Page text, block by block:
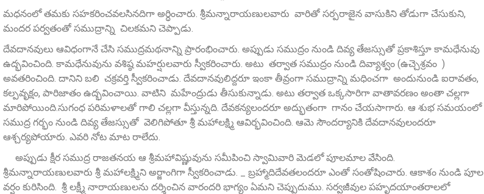
మధనంలో తమకు సహకరించవలసినదిగా అర్ధించారు. శ్రీమన్నారాయణులవారు వారితో సర్పరాజైన వాసుకిని తోడుగా చేసుకుని,
మందర పర్వతంతో సముద్రాన్ని చిలకమని చెప్పాడు.
దేవదానవులు ఆవిధంగానే చేసి సముద్రమథనాన్ని ప్రారంభించారు. అప్పుడు సముద్రం నుండి దివ్య తేజస్సుతో ప్రకాశిస్తూ కామధేనువు
ఉద్భవించింది. కామధేనువును వశిష్ఠ మహర్షులవారు స్వీకరించారు. అటు తర్వాత సముద్రం నుండి దివ్యాశ్వం (ఉచ్చెశ్రవం )
అవతరించింది. దానిని బలి చక్రవర్తి స్వీకరించాడు. దేవదానవులిద్దరూ ఇంకా తీవ్రంగా సముద్రాన్ని మధించగా అందునుండి ఐరావతం,
కల్పవృక్షం, పారిజాతం ఉద్భవించాయి. వాటిని మహేంద్రుడు తీసుకున్నాడు. అటు తర్వాత ఒక్కసారిగా వాతావరణం అంతా చల్లగా
మారిపోయింది.సుగంధ పరిమళాలతో గాలి చల్లగా వీస్తున్నది. దేవకన్యలందరూ అద్భుతంగా గానం చేయసాగారు. ఆ శుభ సమయంలో
సముద్ర గర్భం నుండి దివ్య తేజస్సుతో వెలిగిపోతూ శ్రీ మహాలక్ష్మి ఆవిర్భవించింది. ఆమె సౌందర్యానికి దేవదానవులందరూ
ఆశ్చర్యపోయారు. ఎవరి నోట మాట రాలేదు.
అప్పుడు క్షీర సముద్ర రాజతనయ ఆ శ్రీమహావిష్ణువును సమీపించి స్వామివారి మెడలో పూలమాల వేసింది.
శ్రీమన్నారాయణులవారు శ్రీ మహాలక్ష్మిని అర్జాంగిగా స్వీకరించాడు. _ బ్రహ్మాదిదేవతలందరూ ఎంతో సంతోషించారు. ఆకాశం నుండి పూల
వర్షం కురిసింది. శ్రీ లక్ష్మీ నారాయణులను దర్శించిన వారందరి భాగ్యం ఏమని చెప్పుదుము. సర్వజీవుల పహృదయాంతరాలలో